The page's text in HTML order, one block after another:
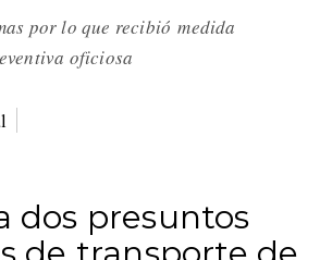
por lo que recibió medida
oficiosa
dos presuntos